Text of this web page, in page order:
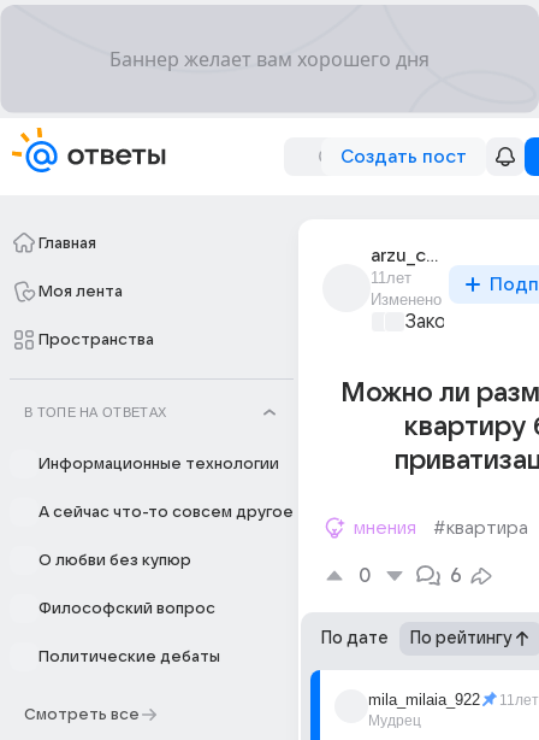
Создать пост
Главная
Моя лента
Пространства
В ТОПЕ НА ОТВЕТАХ
Информационные технологии
А сейчас что-то совсем другое
О любви без купюр
Философский вопрос
Политические дебаты
Смотреть все
arzu_canim
11лет
Изменено
Закон и
Можно ли
квартиру
мнения #квартира
0 6
По дате По рейтингу
mila_milaia_922
Мудрец
11лет